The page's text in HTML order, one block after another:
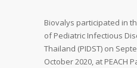
Biovalys participated in
of Pediatric Infectious
Thailand (PIDST) on
October 2020, at PEACH